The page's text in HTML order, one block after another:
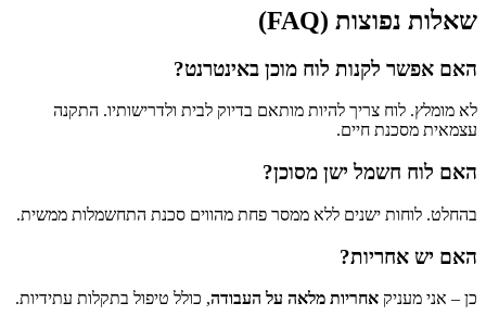
שאלות נפוצות (FAQ)
האם אפשר לקנות לוח מוכן באינטרנט?
לא מומלץ. לוח צריך להיות מותאם בדיוק לבית ולדרישותיו. התקנה
עצמאית מסכנת חיים.
האם לוח חשמל ישן מסוכן?
בהחלט. לוחות ישנים ללא ממסר פחת מהווים סכנת התחשמלות ממשית.
האם יש אחריות?
כן – אני מעניק אחריות מלאה על העבודה, כולל טיפול בתקלות עתידיות.